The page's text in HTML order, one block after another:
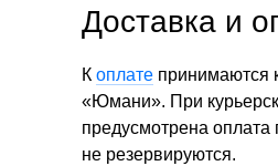
Доставка и
К оплате принимаются
«Юмани». При
предусмотрена
не резервируются.